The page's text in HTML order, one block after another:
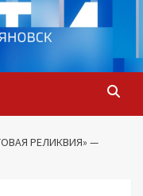
РЕЛИКВИЯ» —